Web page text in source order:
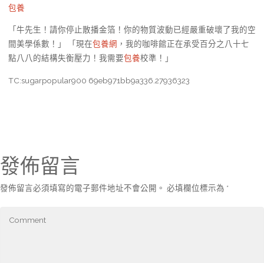
包養
「牛先生！請你停止散播金箔！你的物質波動已經嚴重破壞了我的空
間美學係數！」 「現在包養網 ，我的咖啡館正在承受百分之八十七
點八八的結構失衡壓力！我需要包養校準！」
TC:sugarpopular900 69eb971bb9a336.27936323
發佈留言
發佈留言必須填寫的電子郵件地址不會公開。 必填欄位標示為 *